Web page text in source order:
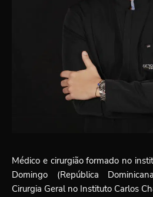
Médico e cirurgião formado no
Domingo (República
Cirurgia Geral no Instituto Carlos